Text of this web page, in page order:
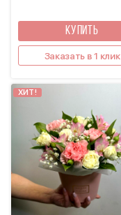
КУПИТЬ
Заказать в 1 клик
ХИТ!